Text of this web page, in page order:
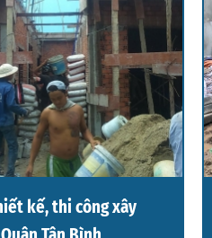
kế, thi công xây